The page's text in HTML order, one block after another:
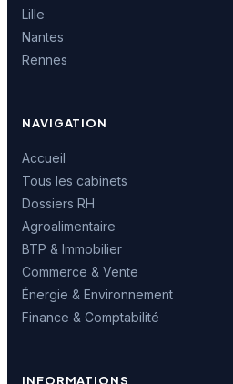
Lille
Nantes
Rennes
NAVIGATION
Accueil
Tous les cabinets
Dossiers RH
Agroalimentaire
BTP & Immobilier
Commerce & Vente
Énergie & Environnement
Finance & Comptabilité
INFORMATIONS